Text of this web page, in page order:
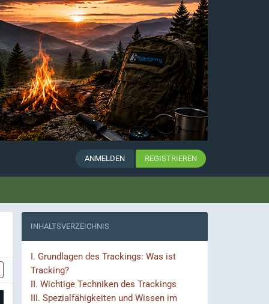
ANMELDEN REGISTRIEREN
INHALTSVERZEICHNIS
I. Grundlagen des Trackings: Was ist
Tracking?
II. Wichtige Techniken des Trackings
III. Spezialfähigkeiten und Wissen im